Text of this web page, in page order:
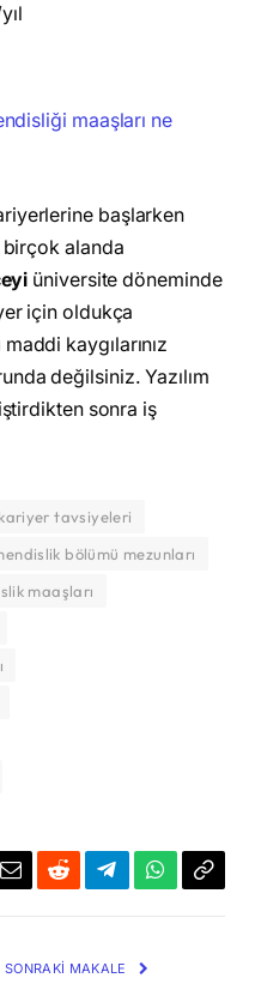
maaşları ne
başlarken
alanda
üniversite döneminde
için oldukça
kaygılarınız
değilsiniz. Yazılım
sonra iş
kariyer tavsiyeleri
bölümü mezunları
maaşları
EmailRedditTelegramWhatsApp
SONRAKI MAKALE